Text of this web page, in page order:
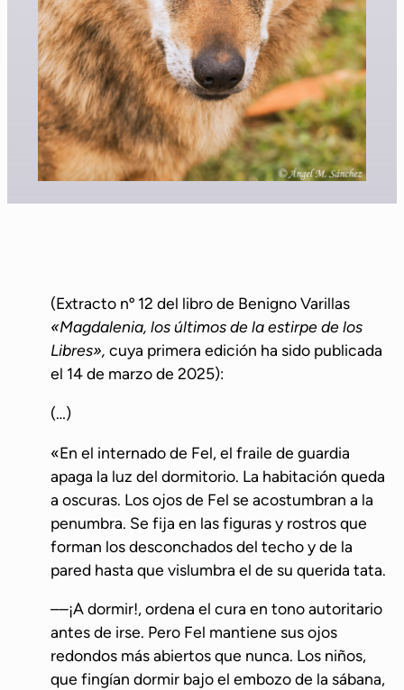
(Extracto nº 12 del libro de Benigno Varillas
«Magdalenia, los últimos de la estirpe de los
Libres», cuya primera edición ha sido publicada
el 14 de marzo de 2025):
(…)
«En el internado de Fel, el fraile de guardia
apaga la luz del dormitorio. La habitación queda
a oscuras. Los ojos de Fel se acostumbran a la
penumbra. Se fija en las figuras y rostros que
forman los desconchados del techo y de la
pared hasta que vislumbra el de su querida tata.
––¡A dormir!, ordena el cura en tono autoritario
antes de irse. Pero Fel mantiene sus ojos
redondos más abiertos que nunca. Los niños,
que fingían dormir bajo el embozo de la sábana,